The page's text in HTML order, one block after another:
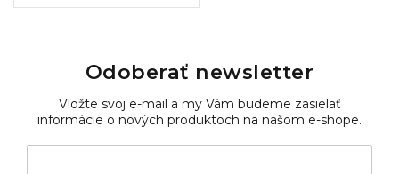
Odoberať newsletter
Vložte svoj e-mail a my Vám budeme zasielať
informácie o nových produktoch na našom e-shope.